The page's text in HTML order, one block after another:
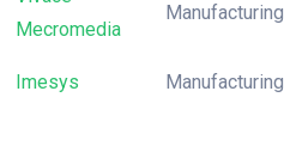
Mecromedia
Manufacturing
Imesys Manufacturing